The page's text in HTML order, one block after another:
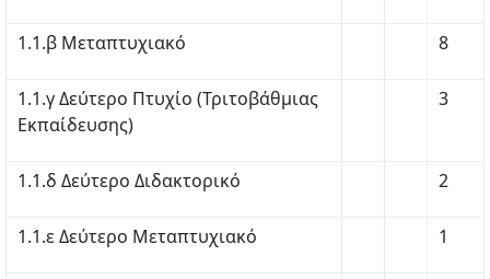
1.1.β Μεταπτυχιακό 8
1.1.γ Δεύτερο Πτυχίο (Τριτοβάθμιας
Εκπαίδευσης)
3
1.1.δ Δεύτερο Διδακτορικό 2
1.1.ε Δεύτερο Μεταπτυχιακό 1